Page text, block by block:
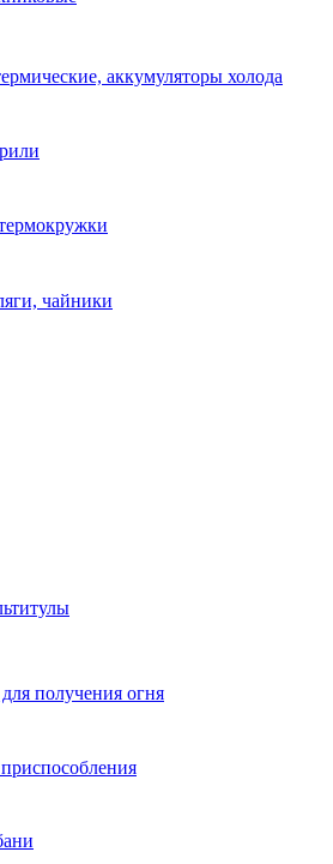
аккумуляторы холода
чайники
получения огня